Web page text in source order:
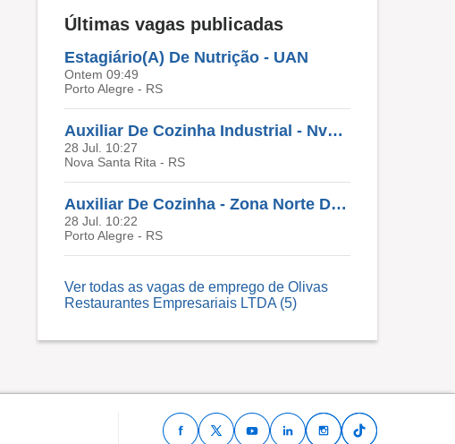
Últimas vagas publicadas
Estagiário(A) De Nutrição - UAN
Ontem 09:49
Porto Alegre - RS
Auxiliar De Cozinha Industrial - Nva Sta Rita / RS
28 Jul. 10:27
Nova Santa Rita - RS
Auxiliar De Cozinha - Zona Norte De POA/RS
28 Jul. 10:22
Porto Alegre - RS
Ver todas as vagas de emprego de Olivas
Restaurantes Empresariais LTDA (5)